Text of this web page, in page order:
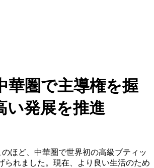
華圏で主導権を握
い発展を推進
ほど、中華圏で世界初の高級ブティッ
られました。現在、より良い生活のため